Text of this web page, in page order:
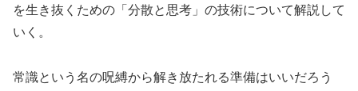
を生き抜くための「分散と思考」の技術について解説して
いく。
常識という名の呪縛から解き放たれる準備はいいだろう